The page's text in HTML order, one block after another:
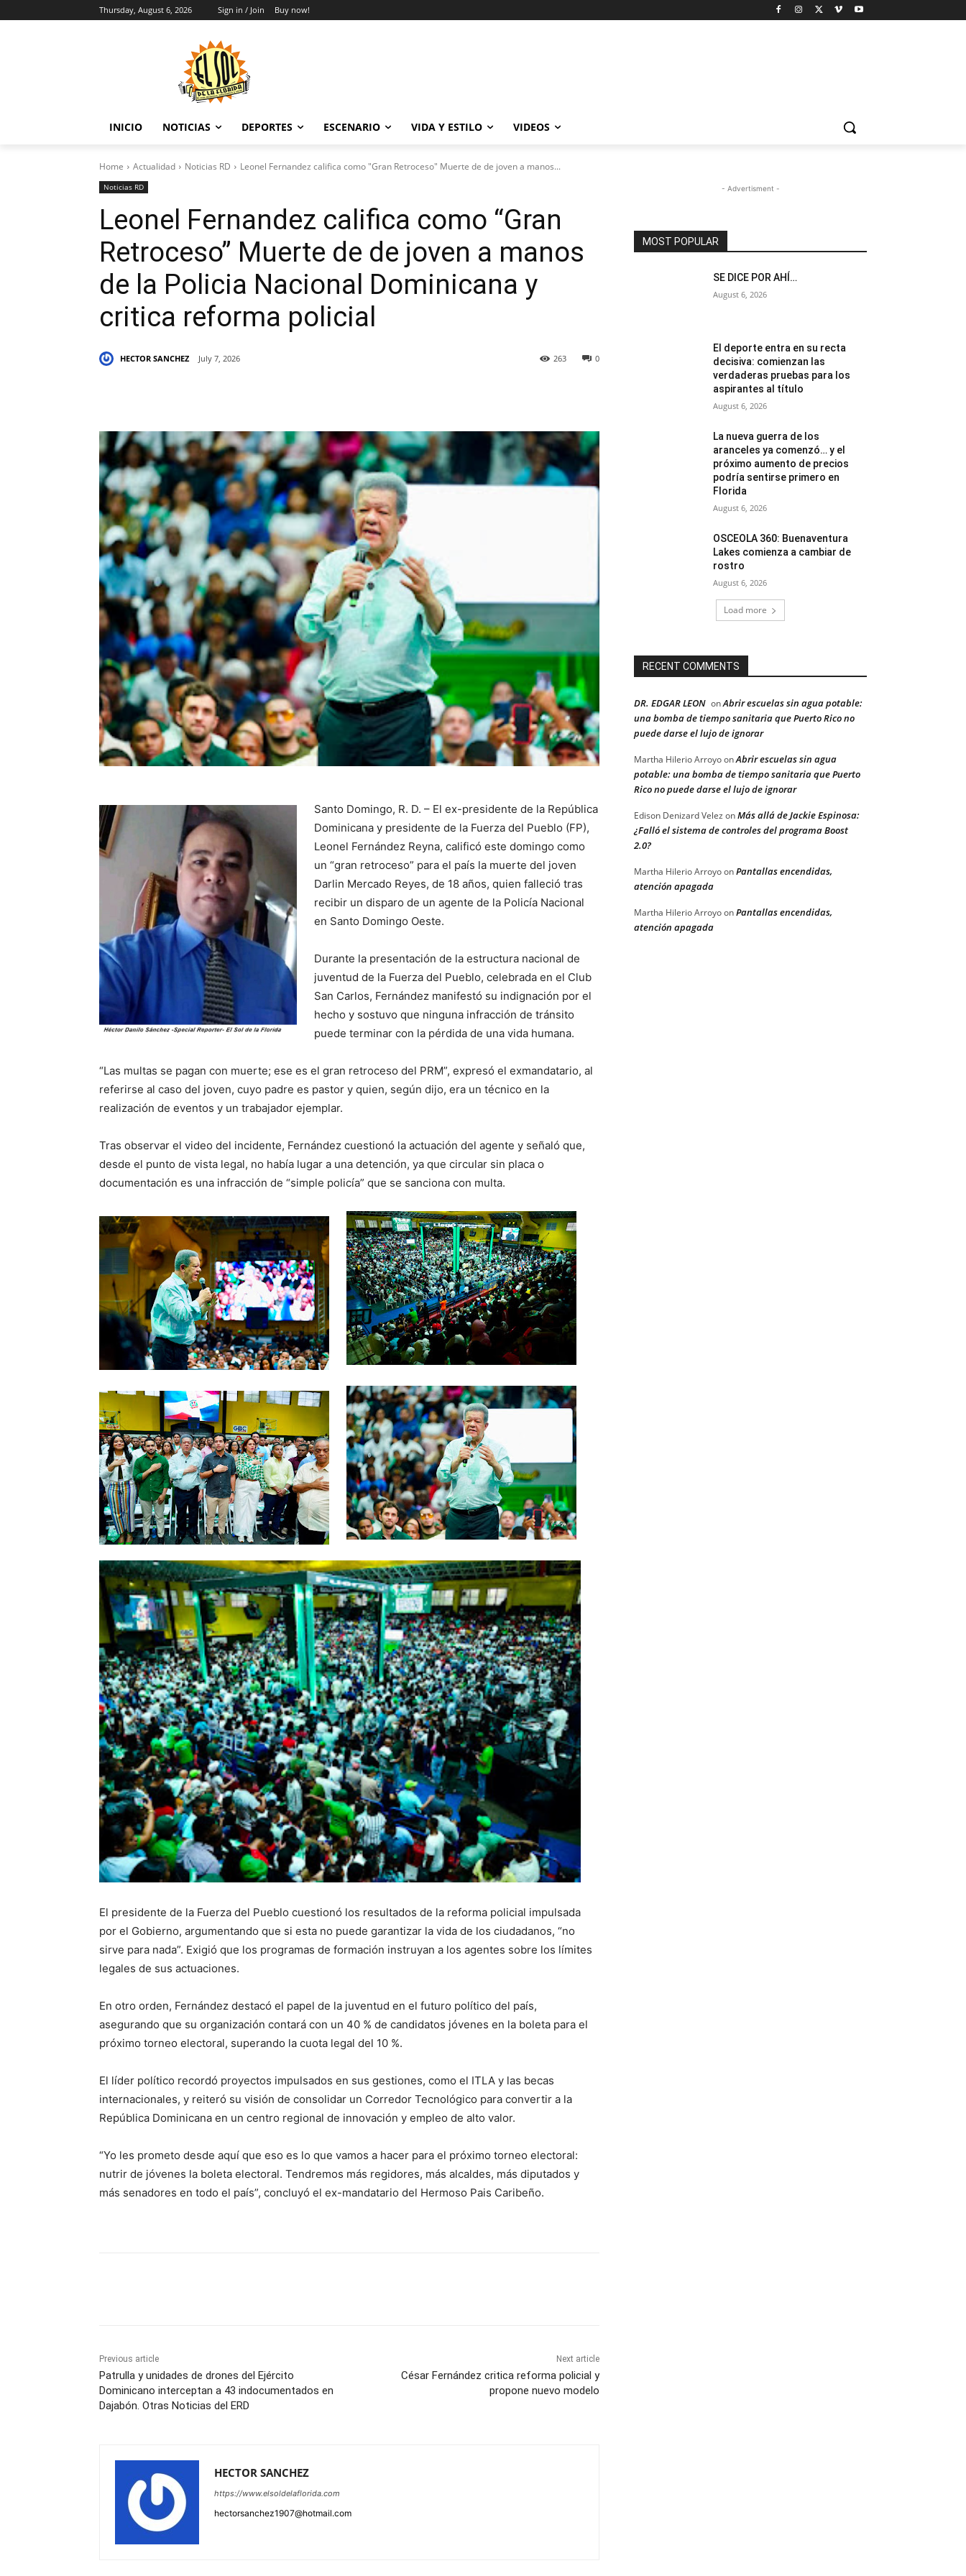
Thursday, August 6, 2026 Sign in / Join Buy now!
INICIO NOTICIAS DEPORTES ESCENARIO VIDA Y ESTILO VIDEOS
Home Actualidad Noticias RD Leonel Fernandez califica como "Gran Retroceso" Muerte de de joven a manos...
Noticias RD
Leonel Fernandez califica como “Gran
Retroceso” Muerte de de joven a manos
de la Policia Nacional Dominicana y
critica reforma policial
HECTOR SANCHEZ July 7, 2026 0
263
Santo Domingo, R. D. – El ex-presidente de la República
Dominicana y presidente de la Fuerza del Pueblo (FP),
Leonel Fernández Reyna, calificó este domingo como
un “gran retroceso” para el país la muerte del joven
Darlin Mercado Reyes, de 18 años, quien falleció tras
recibir un disparo de un agente de la Policía Nacional
en Santo Domingo Oeste.
Durante la presentación de la estructura nacional de
juventud de la Fuerza del Pueblo, celebrada en el Club
San Carlos, Fernández manifestó su indignación por el
hecho y sostuvo que ninguna infracción de tránsito
puede terminar con la pérdida de una vida humana.
“Las multas se pagan con muerte; ese es el gran retroceso del PRM”, expresó el exmandatario, al
referirse al caso del joven, cuyo padre es pastor y quien, según dijo, era un técnico en la
realización de eventos y un trabajador ejemplar.
Tras observar el video del incidente, Fernández cuestionó la actuación del agente y señaló que,
desde el punto de vista legal, no había lugar a una detención, ya que circular sin placa o
documentación es una infracción de “simple policía” que se sanciona con multa.
El presidente de la Fuerza del Pueblo cuestionó los resultados de la reforma policial impulsada
por el Gobierno, argumentando que si esta no puede garantizar la vida de los ciudadanos, “no
sirve para nada”. Exigió que los programas de formación instruyan a los agentes sobre los límites
legales de sus actuaciones.
En otro orden, Fernández destacó el papel de la juventud en el futuro político del país,
asegurando que su organización contará con un 40 % de candidatos jóvenes en la boleta para el
próximo torneo electoral, superando la cuota legal del 10 %.
El líder político recordó proyectos impulsados en sus gestiones, como el ITLA y las becas
internacionales, y reiteró su visión de consolidar un Corredor Tecnológico para convertir a la
República Dominicana en un centro regional de innovación y empleo de alto valor.
“Yo les prometo desde aquí que eso es lo que vamos a hacer para el próximo torneo electoral:
nutrir de jóvenes la boleta electoral. Tendremos más regidores, más alcaldes, más diputados y
más senadores en todo el país”, concluyó el ex-mandatario del Hermoso Pais Caribeño.
Previous article
Patrulla y unidades de drones del Ejército
Dominicano interceptan a 43 indocumentados en
Dajabón. Otras Noticias del ERD
Next article
César Fernández critica reforma policial y
propone nuevo modelo
HECTOR SANCHEZ
https://www.elsoldelaflorida.com
hectorsanchez1907@hotmail.com
- Advertisment -
MOST POPULAR
SE DICE POR AHÍ…
August 6, 2026
El deporte entra en su recta
decisiva: comienzan las
verdaderas pruebas para los
aspirantes al título
August 6, 2026
La nueva guerra de los
aranceles ya comenzó… y el
próximo aumento de precios
podría sentirse primero en
Florida
August 6, 2026
OSCEOLA 360: Buenaventura
Lakes comienza a cambiar de
rostro
August 6, 2026
Load more
RECENT COMMENTS
DR. EDGAR LEON onAbrir escuelas sin agua potable:
una bomba de tiempo sanitaria que Puerto Rico no
puede darse el lujo de ignorar
Martha Hilerio ArroyoonAbrir escuelas sin agua
potable: una bomba de tiempo sanitaria que Puerto
Rico no puede darse el lujo de ignorar
Edison Denizard Velez onMás allá de Jackie Espinosa:
¿Falló el sistema de controles del programa Boost
2.0?
Martha Hilerio ArroyoonPantallas encendidas,
atención apagada
Martha Hilerio ArroyoonPantallas encendidas,
atención apagada